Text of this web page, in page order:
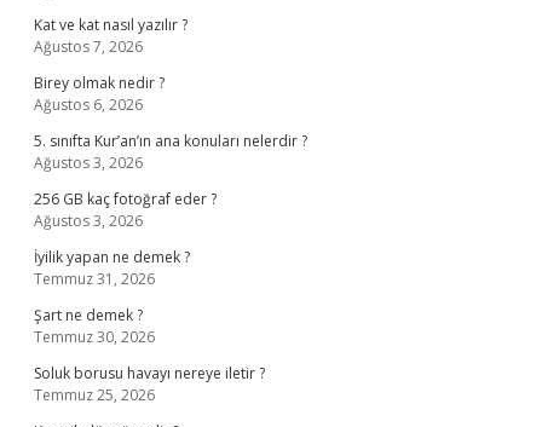
Kat ve kat nasıl yazılır ?
Ağustos 7, 2026
Birey olmak nedir ?
Ağustos 6, 2026
5. sınıfta Kur’an’ın ana konuları nelerdir ?
Ağustos 3, 2026
256 GB kaç fotoğraf eder ?
Ağustos 3, 2026
İyilik yapan ne demek ?
Temmuz 31, 2026
Şart ne demek ?
Temmuz 30, 2026
Soluk borusu havayı nereye iletir ?
Temmuz 25, 2026